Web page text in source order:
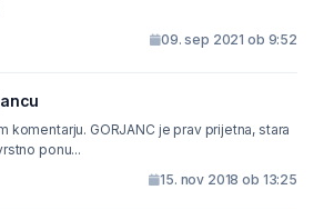
09. sep 2021 ob 9:52
komentarju. GORJANC je prav prijetna, stara
ponu...
15. nov 2018 ob 13:25